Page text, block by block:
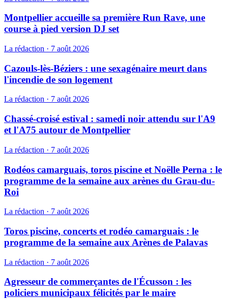
Montpellier accueille sa première Run Rave, une
course à pied version DJ set
La rédaction · 7 août 2026
Cazouls-lès-Béziers : une sexagénaire meurt dans
l'incendie de son logement
La rédaction · 7 août 2026
Chassé-croisé estival : samedi noir attendu sur l'A9
et l'A75 autour de Montpellier
La rédaction · 7 août 2026
Rodéos camarguais, toros piscine et Noëlle Perna : le
programme de la semaine aux arènes du Grau-du-
Roi
La rédaction · 7 août 2026
Toros piscine, concerts et rodéo camarguais : le
programme de la semaine aux Arènes de Palavas
La rédaction · 7 août 2026
Agresseur de commerçantes de l'Écusson : les
policiers municipaux félicités par le maire